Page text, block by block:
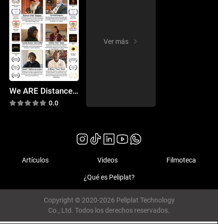
We ARE Distance Runners: Untold Stories of African American Athletes
0.0
Ver más
Artículos Videos Filmoteca
¿Qué es Peliplat?
Copyright © 2020-2026 Peliplat Technology
Co., Ltd. Todos los derechos reservados.